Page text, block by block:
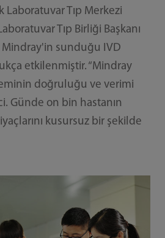
Laboratuvar Tıp Merkezi
Tıp Birliği Başkanı
Mindray'in sunduğu IVD
etkilenmiştir. “Mindray
doğruluğu ve verimi
Günde on bin hastanın
kusursuz bir şekilde